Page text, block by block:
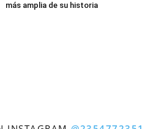
más amplia de su historia